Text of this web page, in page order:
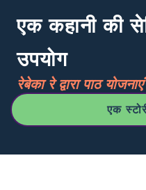
एक कहानी की
उपयोग
रेबेका रे द्वारा पाठ योजनाएं
एक